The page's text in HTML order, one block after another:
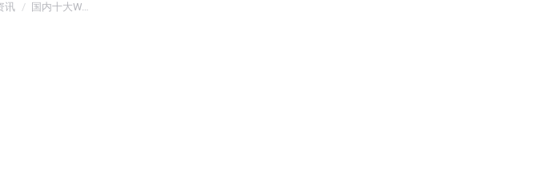
讯 国内十大W…